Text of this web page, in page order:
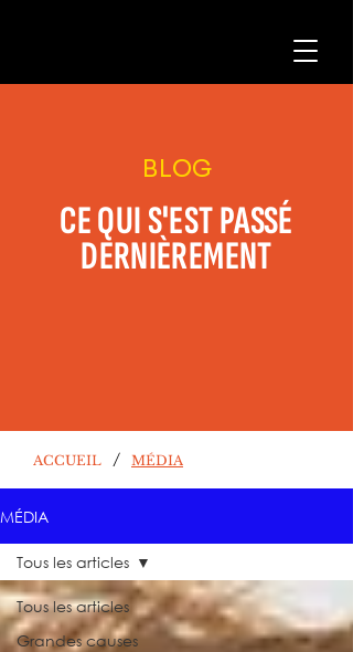
BLOG
CE QUI S'EST PASSÉ
DERNIÈREMENT
ACCUEIL / MÉDIA
MÉDIA
Tous les articles
Grandes causes
Tous les articles